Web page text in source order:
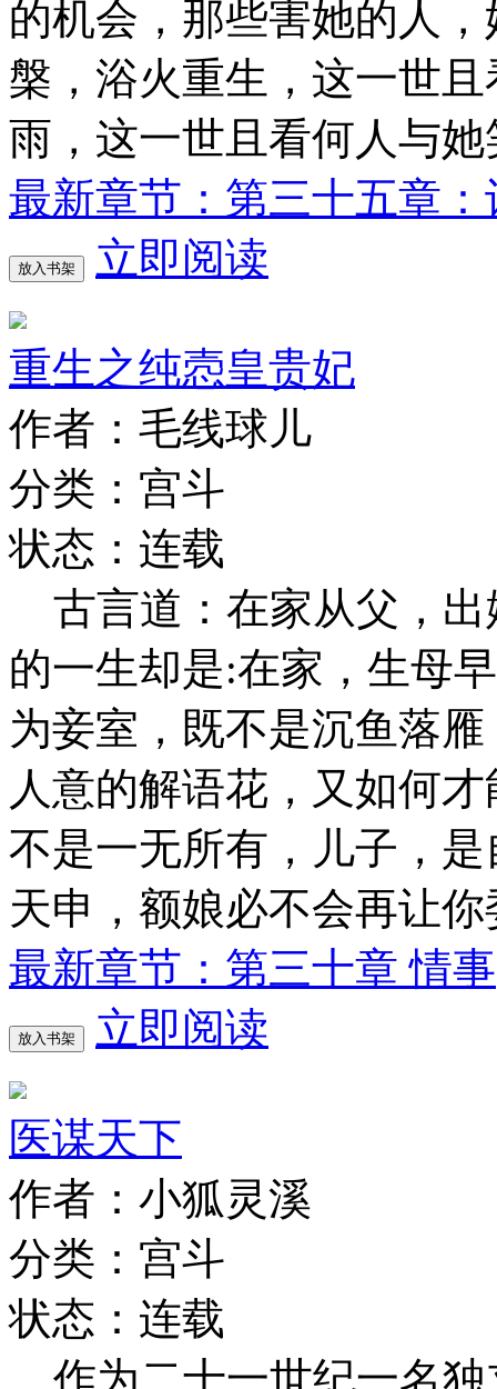
的机会，那些害她的人
槃，浴火重生，这一世
雨，这一世且看何人与
最新章节：第三十五章：
放入书架 立即阅读
重生之纯悫皇贵妃
作者：毛线球儿
分类：宫斗
状态：连载
古言道：在家从父，出
的一生却是:在家，生母
为妾室，既不是沉鱼落
人意的解语花，又如何
不是一无所有，儿子，
天申，额娘必不会再让
最新章节：第三十章 情事
放入书架 立即阅读
医谋天下
作者：小狐灵溪
分类：宫斗
状态：连载
作为二十一世纪一名独